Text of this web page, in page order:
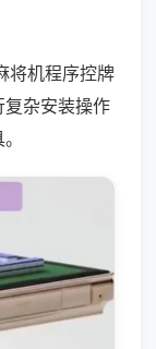
将机程序控牌
杂安装操作